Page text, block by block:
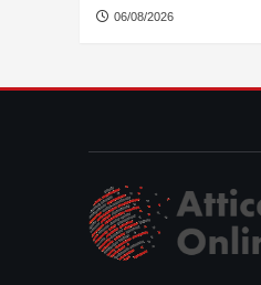
06/08/2026